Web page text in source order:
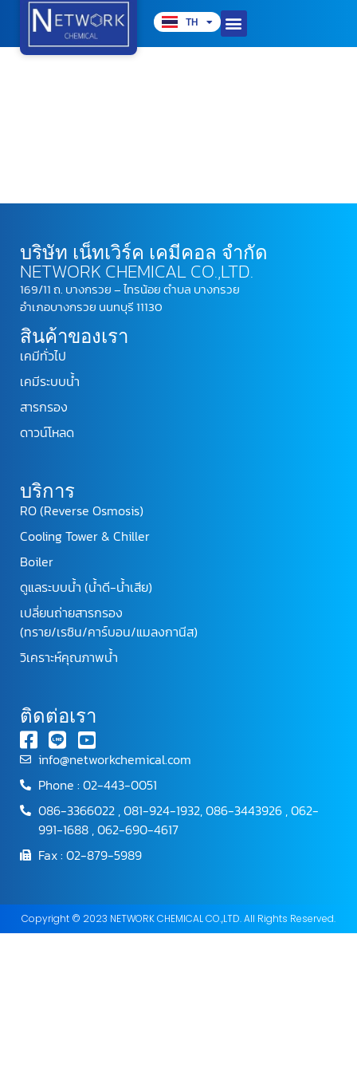
TH
EN
บริษัท เน็ทเวิร์ค เคมีคอล จำกัด
NETWORK CHEMICAL CO.,LTD.
169/11 ถ. บางกรวย – ไทรน้อย ตำบล บางกรวย
อำเภอบางกรวย นนทบุรี 11130
สินค้าของเรา
เคมีทั่วไป
เคมีระบบน้ำ
สารกรอง
ดาวน์โหลด
บริการ
RO (Reverse Osmosis)
Cooling Tower & Chiller
Boiler
ดูแลระบบน้ำ (น้ำดี-น้ำเสีย)
เปลี่ยนถ่ายสารกรอง
(ทราย/เรซิน/คาร์บอน/แมลงกานีส)
วิเคราะห์คุณภาพน้ำ
ติดต่อเรา
info@networkchemical.com
Phone : 02-443-0051
086-3366022 , 081-924-1932, 086-3443926 , 062-
991-1688 , 062-690-4617
Fax : 02-879-5989
Copyright © 2023 NETWORK CHEMICAL CO.,LTD. All Rights Reserved.